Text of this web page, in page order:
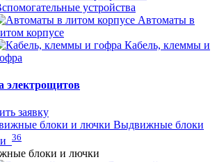
устройства
Автоматы в
корпусе
Кабель, клеммы и
электрощитов
заявку
Выдвижные блоки
36
блоки и лючки